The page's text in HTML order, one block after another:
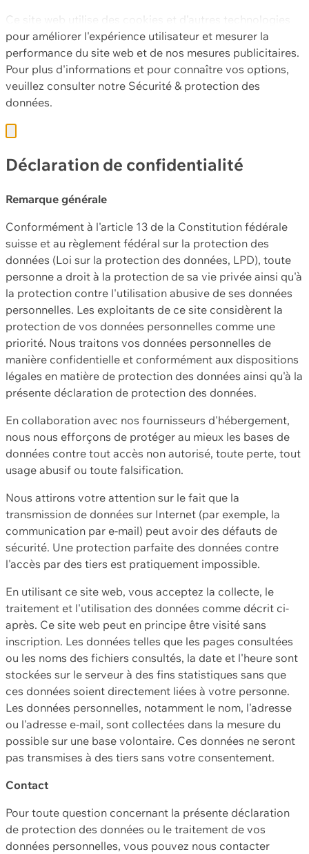
Ce site web utilise des cookies et d'autres technologies
pour améliorer l'expérience utilisateur et mesurer la
performance du site web et de nos mesures publicitaires.
Pour plus d'informations et pour connaître vos options,
veuillez consulter notre Sécurité & protection des
données.
Déclaration de confidentialité
Remarque générale
Conformément à l'article 13 de la Constitution fédérale
suisse et au règlement fédéral sur la protection des
données (Loi sur la protection des données, LPD), toute
personne a droit à la protection de sa vie privée ainsi qu'à
la protection contre l'utilisation abusive de ses données
personnelles. Les exploitants de ce site considèrent la
protection de vos données personnelles comme une
priorité. Nous traitons vos données personnelles de
manière confidentielle et conformément aux dispositions
légales en matière de protection des données ainsi qu'à la
présente déclaration de protection des données.
En collaboration avec nos fournisseurs d'hébergement,
nous nous efforçons de protéger au mieux les bases de
données contre tout accès non autorisé, toute perte, tout
usage abusif ou toute falsification.
Nous attirons votre attention sur le fait que la
transmission de données sur Internet (par exemple, la
communication par e-mail) peut avoir des défauts de
sécurité. Une protection parfaite des données contre
l'accès par des tiers est pratiquement impossible.
En utilisant ce site web, vous acceptez la collecte, le
traitement et l'utilisation des données comme décrit ci-
après. Ce site web peut en principe être visité sans
inscription. Les données telles que les pages consultées
ou les noms des fichiers consultés, la date et l'heure sont
stockées sur le serveur à des fins statistiques sans que
ces données soient directement liées à votre personne.
Les données personnelles, notamment le nom, l'adresse
ou l'adresse e-mail, sont collectées dans la mesure du
possible sur une base volontaire. Ces données ne seront
pas transmises à des tiers sans votre consentement.
Contact
Pour toute question concernant la présente déclaration
de protection des données ou le traitement de vos
données personnelles, vous pouvez nous contacter